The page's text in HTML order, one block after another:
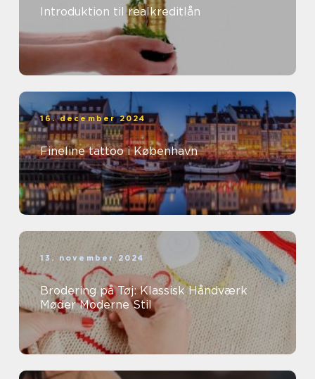
Introduktion til realkreditlån
16. december 2024
Fineline tattoo i København
13. november 2024
Brodering på Tøj: Klassisk Håndværk
Møder Moderne Stil